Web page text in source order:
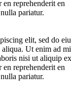
reprehenderit en
pariatur.
elit, sed do
Ut enim ad
nisi ut aliquip
reprehenderit en
pariatur.